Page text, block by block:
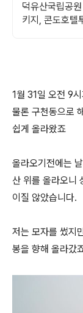
덕유산국립공
키지, 콘도호텔
1월 31일 오전 9
물론 구천동으로
쉽게 올라왔죠
올라오기전에는
산 위를 올라오니
이질 않았습니다.
저는 모자를 썼지
봉을 향해 올라갔